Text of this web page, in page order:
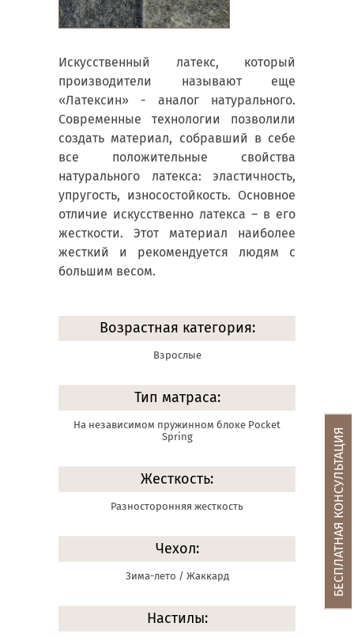
Искусственный латекс, который
производители называют еще
«Латексин» - аналог натурального.
Современные технологии позволили
создать материал, собравший в себе
все положительные свойства
натурального латекса: эластичность,
упругость, износостойкость. Основное
отличие искусственно латекса – в его
жесткости. Этот материал наиболее
жесткий и рекомендуется людям с
большим весом.
Возрастная категория:
Взрослые
Тип матраса:
На независимом пружинном блоке Pocket
Spring
Жесткость:
Разносторонняя жесткость
Чехол:
Зима-лето / Жаккард
Настилы:
БЕСПЛАТНАЯ КОНСУЛЬТАЦИЯ